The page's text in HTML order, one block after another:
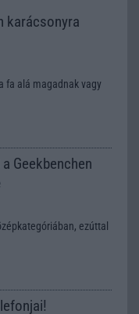
karácsonyra
fa alá magadnak vagy
Geekbenchen
ezúttal